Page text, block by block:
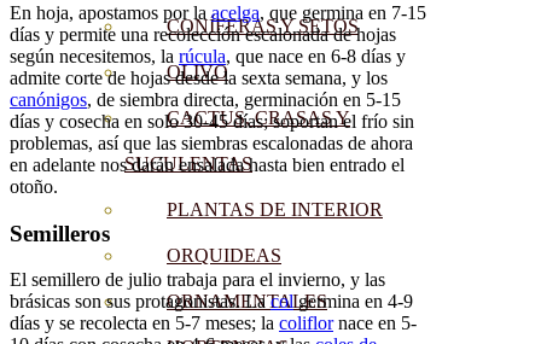
CONÍFERAS Y SETOS
OLIVO
CACTUS, CRASAS Y
SUCULENTAS
PLANTAS DE INTERIOR
ORQUIDEAS
ORNAMENTALES
En hoja, apostamos por laacelga, que germina en 7-15
días y permite una recolección escalonada de hojas
según necesitemos, la rúcula, que nace en 6-8 días y
admite corte de hojas desde la sexta semana, y los
canónigos, de siembra directa, germinación en 5-15
días y cosecha en solo 30-45 días; soportan el frío sin
problemas, así que las siembras escalonadas de ahora
en adelante nos darán ensalada hasta bien entrado el
otoño.
Semilleros
El semillero de julio trabaja para el invierno, y las
brásicas son sus protagonistas. Lacolgermina en 4-9
días y se recolecta en 5-7 meses; la coliflornace en 5-